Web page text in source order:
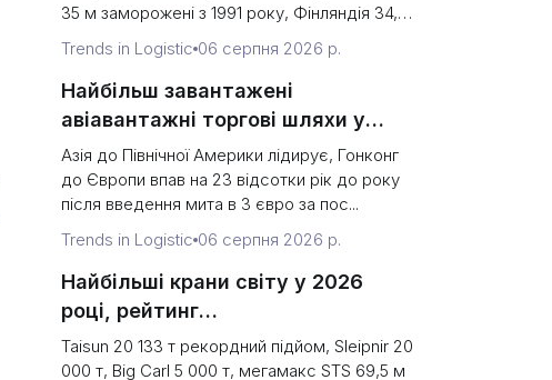
35 м заморожені з 1991 року, Фінляндія 34,5
м ...
Trends in Logistic 06 серпня 2026 р.
Найбільш завантажені
авіавантажні торгові шляхи у
2026 році, рейтинг (тоннаж проти
напрямку)
Азія до Північної Америки лідирує, Гонконг
до Європи впав на 23 відсотки рік до року
після введення мита в 3 євро за пос...
Trends in Logistic 06 серпня 2026 р.
Найбільші крани світу у 2026
році, рейтинг
(вантажопідйомність проти
продуктивності терміналу)
Taisun 20 133 т рекордний підйом, Sleipnir 20
000 т, Big Carl 5 000 т, мегамакс STS 69,5 м